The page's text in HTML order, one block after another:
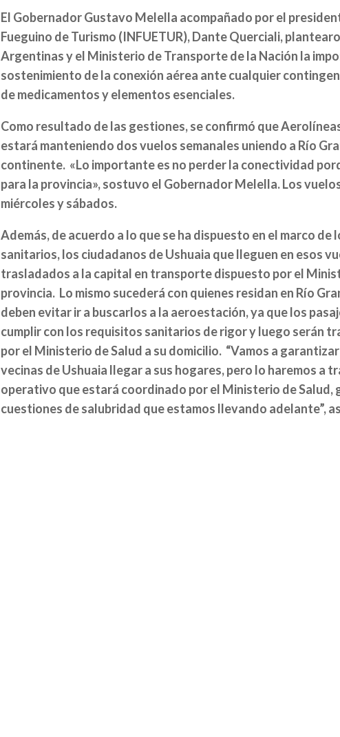
El Gobernador Gustavo Melella acompañado por el
Fueguino de Turismo (INFUETUR), Dante Querciali,
Argentinas y el Ministerio de Transporte de la Nación la
sostenimiento de la conexión aérea ante cualquier
de medicamentos y elementos esenciales.
Como resultado de las gestiones, se confirmó que
estará manteniendo dos vuelos semanales uniendo a Río
continente. «Lo importante es no perder la conectividad
para la provincia», sostuvo el Gobernador Melella. Los
miércoles y sábados.
Además, de acuerdo a lo que se ha dispuesto en el marco
sanitarios, los ciudadanos de Ushuaia que lleguen en esos
trasladados a la capital en transporte dispuesto por el
provincia. Lo mismo sucederá con quienes residan en Río
deben evitar ir a buscarlos a la aeroestación, ya que los
cumplir con los requisitos sanitarios de rigor y luego serán
por el Ministerio de Salud a su domicilio. “Vamos a
vecinas de Ushuaia llegar a sus hogares, pero lo haremos a
operativo que estará coordinado por el Ministerio de Salud,
cuestiones de salubridad que estamos llevando adelante”,